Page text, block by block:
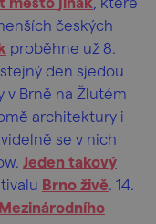
českých
proběhne už 8.
den sjedou
v Brně na Žlutém
architektury i
se v nich
Jeden takový
Brno živě. 14.
Mezinárodního